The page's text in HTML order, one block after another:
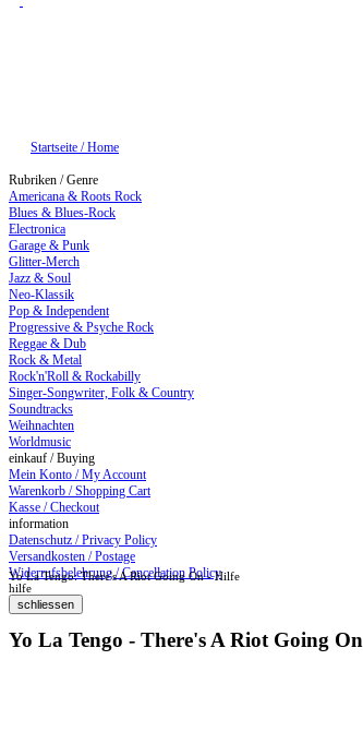
Startseite / Home
Rubriken / Genre
Americana & Roots Rock
Blues & Blues-Rock
Electronica
Garage & Punk
Glitter-Merch
Jazz & Soul
Neo-Klassik
Pop & Independent
Progressive & Psyche Rock
Reggae & Dub
Rock & Metal
Rock'n'Roll & Rockabilly
Singer-Songwriter, Folk & Country
Soundtracks
Weihnachten
Worldmusic
einkauf / Buying
Mein Konto / My Account
Warenkorb / Shopping Cart
Kasse / Checkout
information
Datenschutz / Privacy Policy
Versandkosten / Postage
Widerrufsbelehrung / Cancellation Policy
Yo La Tengo: There's A Riot Going On - Hilfe
hilfe
Yo La Tengo - There's A Riot Going On